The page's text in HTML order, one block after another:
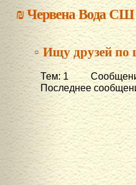
₪Червена Вода
▫ Ищу друзей по
Тем: 1
Последнее